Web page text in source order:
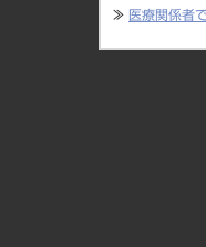
≫ 医療関係者